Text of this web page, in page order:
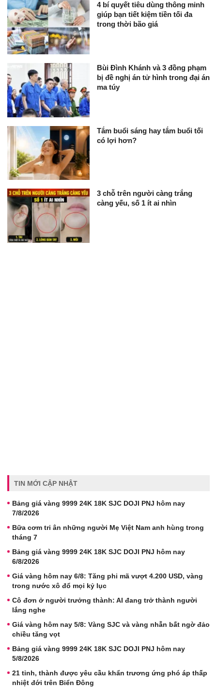
4 bí quyết tiêu dùng thông minh
giúp bạn tiết kiệm tiền tối đa
trong thời bão giá
Bùi Đình Khánh và 3 đồng phạm
bị đề nghị án tử hình trong đại án
ma túy
Tắm buổi sáng hay tắm buổi tối
có lợi hơn?
3 chỗ trên người càng trắng
càng yếu, số 1 ít ai nhìn
TIN MỚI CẬP NHẬT
Bảng giá vàng 9999 24K 18K SJC DOJI PNJ hôm nay
7/8/2026
Bữa cơm tri ân những người Mẹ Việt Nam anh hùng trong
tháng 7
Bảng giá vàng 9999 24K 18K SJC DOJI PNJ hôm nay
6/8/2026
Giá vàng hôm nay 6/8: Tăng phi mã vượt 4.200 USD, vàng
trong nước xô đổ mọi kỷ lục
Cô đơn ở người trưởng thành: AI đang trở thành người
lắng nghe
Giá vàng hôm nay 5/8: Vàng SJC và vàng nhẫn bất ngờ đảo
chiều tăng vọt
Bảng giá vàng 9999 24K 18K SJC DOJI PNJ hôm nay
5/8/2026
21 tỉnh, thành được yêu cầu khẩn trương ứng phó áp thấp
nhiệt đới trên Biển Đông